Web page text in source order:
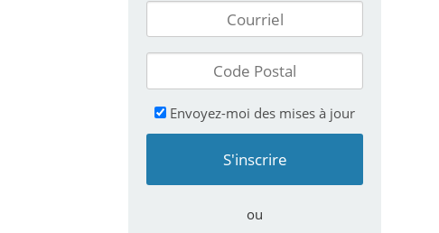
Envoyez-moi des mises à jour
ou